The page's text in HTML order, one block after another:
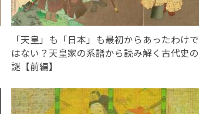
「天皇」も「日本」も最初からあったわけで
はない？天皇家の系譜から読み解く古代史の
謎【前編】